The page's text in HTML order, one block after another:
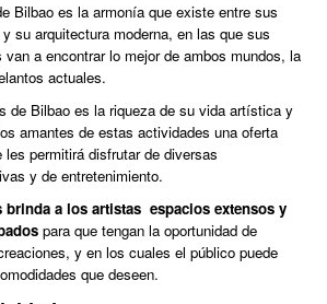
Bilbao es la armonía que existe entre sus
su arquitectura moderna, en las que sus
a encontrar lo mejor de ambos mundos, la
actuales.
de Bilbao es la riqueza de su vida artística y
amantes de estas actividades una oferta
permitirá disfrutar de diversas
y de entretenimiento.
brinda a los artistas espacios extensos y
para que tengan la oportunidad de
y en los cuales el público puede
que deseen.